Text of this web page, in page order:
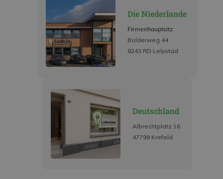
Die Niederlande
Firmenhauptsitz
Bolderweg 44
8243 RD Lelystad
Deutschland
Albrechtplatz 16
47799 Krefeld